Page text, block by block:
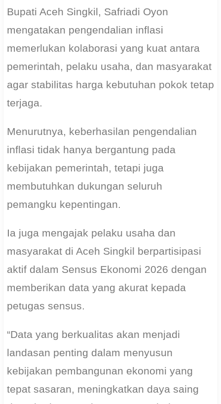
Bupati Aceh Singkil, Safriadi Oyon
mengatakan pengendalian inflasi
memerlukan kolaborasi yang kuat antara
pemerintah, pelaku usaha, dan masyarakat
agar stabilitas harga kebutuhan pokok tetap
terjaga.
Menurutnya, keberhasilan pengendalian
inflasi tidak hanya bergantung pada
kebijakan pemerintah, tetapi juga
membutuhkan dukungan seluruh
pemangku kepentingan.
Ia juga mengajak pelaku usaha dan
masyarakat di Aceh Singkil berpartisipasi
aktif dalam Sensus Ekonomi 2026 dengan
memberikan data yang akurat kepada
petugas sensus.
“Data yang berkualitas akan menjadi
landasan penting dalam menyusun
kebijakan pembangunan ekonomi yang
tepat sasaran, meningkatkan daya saing